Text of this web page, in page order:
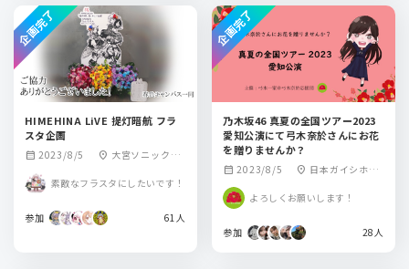
HIMEHINA LiVE 提灯暗航 フラ
スタ企画
calendar_month 2023/8/5 location_on 大宮ソニックシ
素敵なフラスタにしたいです！
参加 61人
企画完了
乃木坂46 真夏の全国ツアー2023
愛知公演にて弓木奈於さんにお花
を贈りませんか？
calendar_month 2023/8/5 location_on 日本ガイシホー
よろしくお願いします！
参加 28人
企画完了